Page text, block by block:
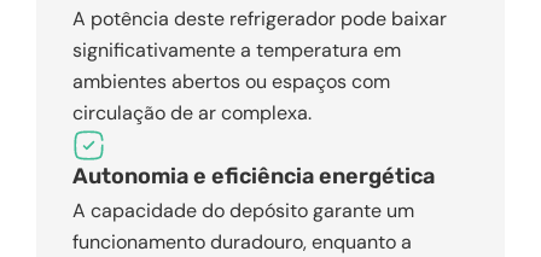
A potência deste refrigerador pode baixar
significativamente a temperatura em
ambientes abertos ou espaços com
circulação de ar complexa.
Autonomia e eficiência energética
A capacidade do depósito garante um
funcionamento duradouro, enquanto a